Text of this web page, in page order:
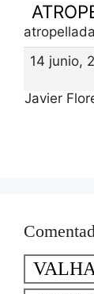
14 junio,
Javier